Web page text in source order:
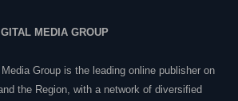
MEDIA GROUP
Group is the leading online publisher on
the Region, with a network of diversified